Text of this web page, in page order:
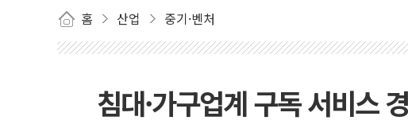
홈 산업 중기·벤처
침대·가구업계 구독 서비스